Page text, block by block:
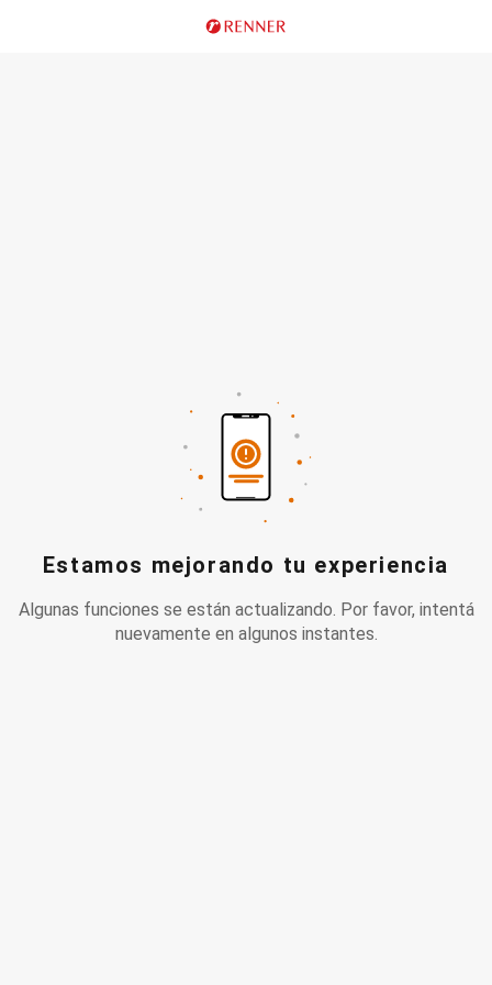
Estamos mejorando tu experiencia
Algunas funciones se están actualizando. Por favor, intentá
nuevamente en algunos instantes.